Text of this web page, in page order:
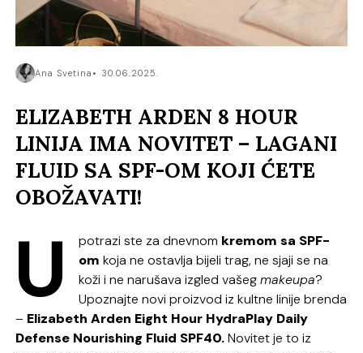
Ana Svetina 30.06.2025.
ELIZABETH ARDEN 8 HOUR
LINIJA IMA NOVITET – LAGANI
FLUID SA SPF-OM KOJI ĆETE
OBOŽAVATI!
U potrazi ste za dnevnom kremom sa SPF-
om koja ne ostavlja bijeli trag, ne sjaji se na
koži i ne narušava izgled vašegmakeupa?
Upoznajte novi proizvod iz kultne linije brenda
– Elizabeth Arden Eight Hour HydraPlay Daily
Defense Nourishing Fluid SPF40.Novitet je to iz